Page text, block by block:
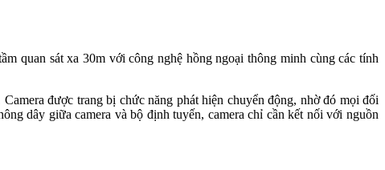
quan sát xa 30m với công nghệ hồng ngoại thông minh cùng các tính
được trang bị chức năng phát hiện chuyển động, nhờ đó mọi đối
dây giữa camera và bộ định tuyến, camera chỉ cần kết nối với nguồn